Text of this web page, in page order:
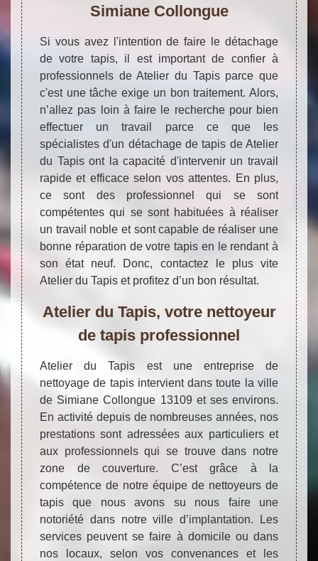
Simiane Collongue
Si vous avez l'intention de faire le détachage
de votre tapis, il est important de confier à
professionnels de Atelier du Tapis parce que
c'est une tâche exige un bon traitement. Alors,
n’allez pas loin à faire le recherche pour bien
effectuer un travail parce ce que les
spécialistes d'un détachage de tapis de Atelier
du Tapis ont la capacité d'intervenir un travail
rapide et efficace selon vos attentes. En plus,
ce sont des professionnel qui se sont
compétentes qui se sont habituées à réaliser
un travail noble et sont capable de réaliser une
bonne réparation de votre tapis en le rendant à
son état neuf. Donc, contactez le plus vite
Atelier du Tapis et profitez d’un bon résultat.
Atelier du Tapis, votre nettoyeur
de tapis professionnel
Atelier du Tapis est une entreprise de
nettoyage de tapis intervient dans toute la ville
de Simiane Collongue 13109 et ses environs.
En activité depuis de nombreuses années, nos
prestations sont adressées aux particuliers et
aux professionnels qui se trouve dans notre
zone de couverture. C’est grâce à la
compétence de notre équipe de nettoyeurs de
tapis que nous avons su nous faire une
notoriété dans notre ville d’implantation. Les
services peuvent se faire à domicile ou dans
nos locaux, selon vos convenances et les